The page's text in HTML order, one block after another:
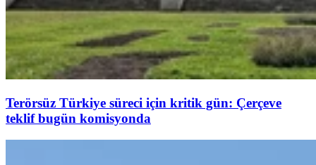
Terörsüz Türkiye süreci için kritik gün: Çerçeve
teklif bugün komisyonda